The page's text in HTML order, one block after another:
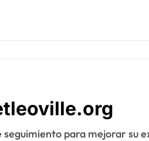
para mejorar su